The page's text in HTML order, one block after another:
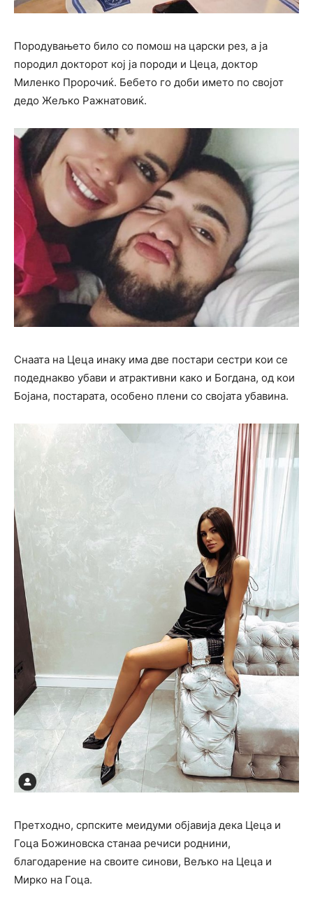
Породувањето било со помош на царски рез, а ја
породил докторот кој ја породи и Цеца, доктор
Миленко Пророчиќ. Бебето го доби името по својот
дедо Жељко Ражнатовиќ.
Снаата на Цеца инаку има две постари сестри кои се
подеднакво убави и атрактивни како и Богдана, од кои
Бојана, постарата, особено плени со својата убавина.
Претходно, српските меидуми објавија дека Цеца и
Гоца Божиновска станаа речиси роднини,
благодарение на своите синови, Вељко на Цеца и
Мирко на Гоца.